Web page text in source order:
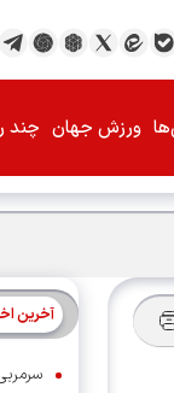
ورزش جهان چند
آخرین